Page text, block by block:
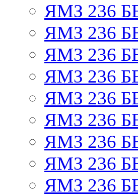
ЯМЗ 236
ЯМЗ 236
ЯМЗ 236
ЯМЗ 236
ЯМЗ 236
ЯМЗ 236
ЯМЗ 236
ЯМЗ 236
ЯМЗ 236